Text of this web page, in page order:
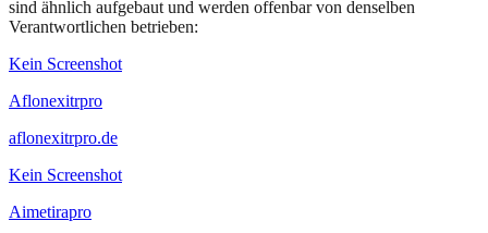
sind ähnlich aufgebaut und werden offenbar von denselben
Verantwortlichen betrieben:
Kein Screenshot
Aflonexitrpro
aflonexitrpro.de
Kein Screenshot
Aimetirapro